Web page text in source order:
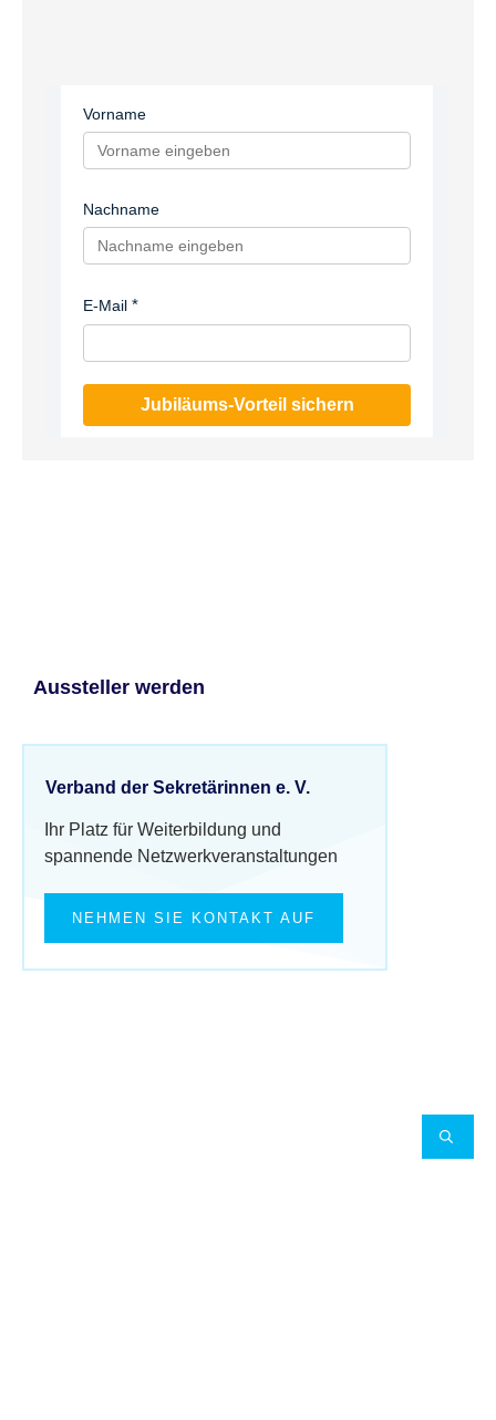
Vorname
Nachname
E-Mail
Jubiläums-Vorteil sichern
Aussteller werden
Verband der Sekretärinnen e. V.
Ihr Platz für Weiterbildung und
spannende Netzwerkveranstaltungen
NEHMEN SIE KONTAKT AUF